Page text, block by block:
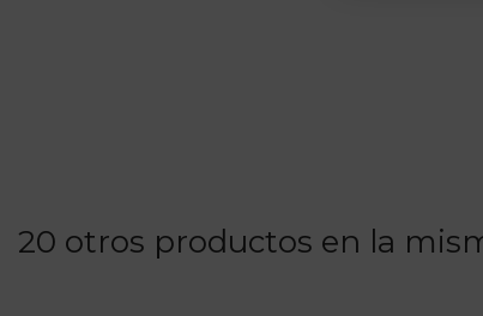
20 otros productos en la